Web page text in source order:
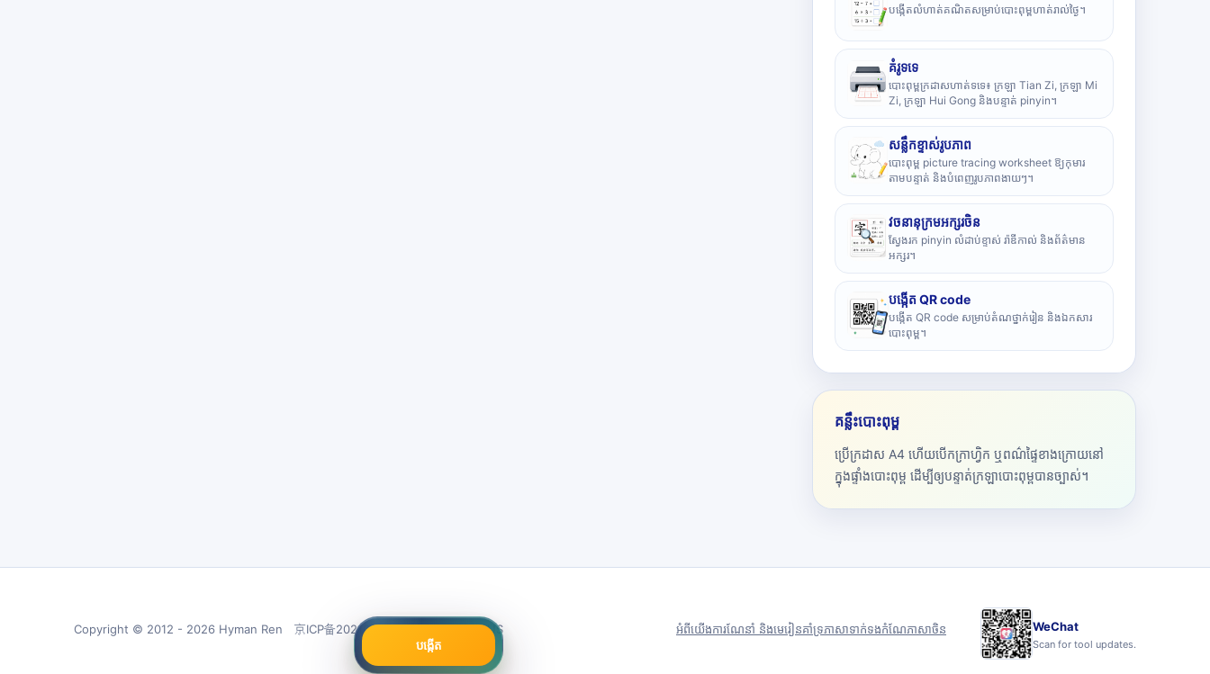
បង្កើត
បង្កើតលំហាត់គណិតសម្រាប់បោះពុម្ពហាត់រាល់ថ្ងៃ។
គំរូទទេ
បោះពុម្ពក្រដាសហាត់ទទេ៖ ក្រឡា Tian Zi, ក្រឡា Mi
Zi, ក្រឡា Hui Gong និងបន្ទាត់ pinyin។
សន្លឹកខ្ទាស់រូបភាព
បោះពុម្ព picture tracing worksheet ឱ្យកុមារ
តាមបន្ទាត់ និងបំពេញរូបភាពងាយៗ។
វចនានុក្រមអក្សរចិន
ស្វែងរក pinyin លំដាប់ខ្ទាស់ រ៉ាឌីកាល់ និងព័ត៌មាន
អក្សរ។
បង្កើត QR code
បង្កើត QR code សម្រាប់តំណថ្នាក់រៀន និងឯកសារ
បោះពុម្ព។
គន្លឹះបោះពុម្ព
ប្រើក្រដាស A4 ហើយបើកក្រាហ្វិក ឬពណ៌ផ្ទៃខាងក្រោយនៅ
ក្នុងផ្ទាំងបោះពុម្ព ដើម្បីឲ្យបន្ទាត់ក្រឡាបោះពុម្ពបានច្បាស់។
Copyright © 2012 - 2026 Hyman Ren 京ICP备2021026679号 Server in: US អំពីយើងការណែនាំ និងមេរៀនគាំទ្រភាសាទាក់ទងកំណែភាសាចិន WeChat
Scan for tool updates.